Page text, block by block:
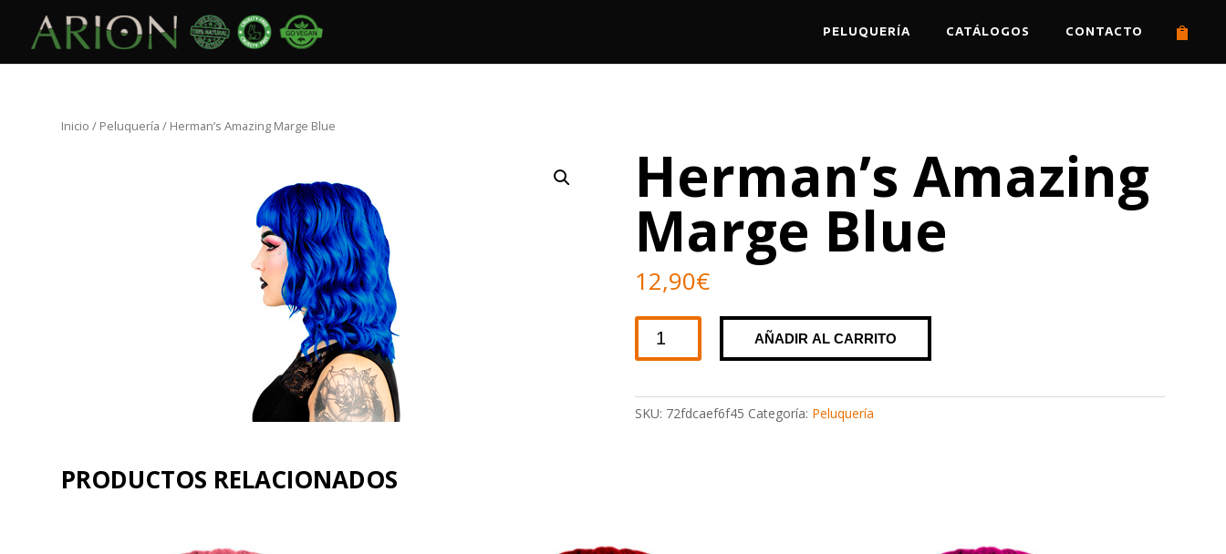
PELUQUERÍA CATÁLOGOS CONTACTO
Inicio / Peluquería / Herman’s Amazing Marge Blue
Herman’s Amazing
Marge Blue
12,90€
Herman's
Amazing
cantidad
AÑADIR AL CARRITO
SKU: 72fdcaef6f45 Categoría: Peluquería
PRODUCTOS RELACIONADOS